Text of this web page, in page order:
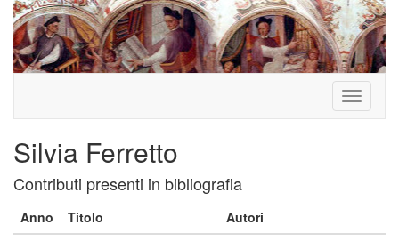
Toggle
Silvia Ferretto
Contributi presenti in bibliografia
Anno Titolo
Autori